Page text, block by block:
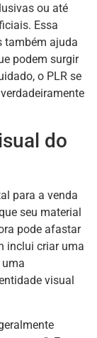
ou até
Essa
também ajuda
podem surgir
o PLR se
do
para a venda
seu material
pode afastar
inclui criar uma
visual